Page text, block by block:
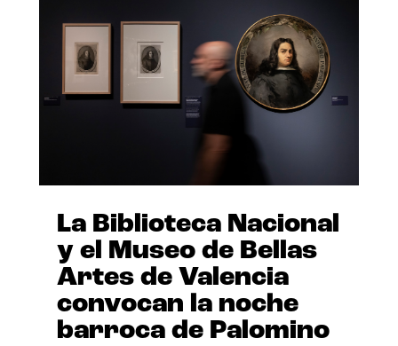
La Biblioteca Nacional
y el Museo de Bellas
Artes de Valencia
convocan la noche
barroca de Palomino